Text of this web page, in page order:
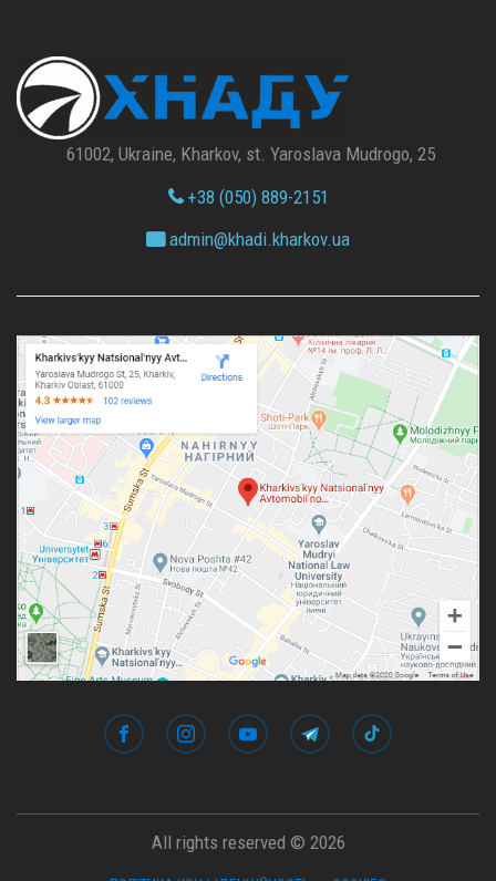
61002, Ukraine, Kharkov, st. Yaroslava Mudrogo, 25
+38 (050) 889-2151
admin@khadi.kharkov.ua
All rights reserved © 2026